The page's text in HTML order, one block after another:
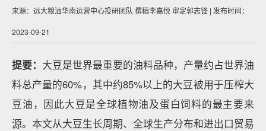
来源：远大粮油华南运营中心投研团队 撰稿李嘉悦 审定郭志锋 | 发布时间：
2023-09-21
提要： 大豆是世界最重要的油料品种，产量约占世界油
料总产量的60%，其中约85%以上的大豆被用于压榨大
豆油，因此大豆是全球植物油及蛋白饲料的最主要来
源。本文从大豆生长周期、全球生产分布和进出口贸易